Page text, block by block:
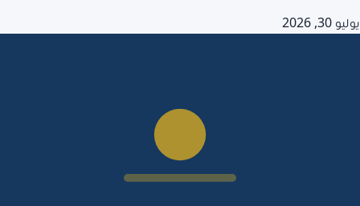
يوليو 30, 2026